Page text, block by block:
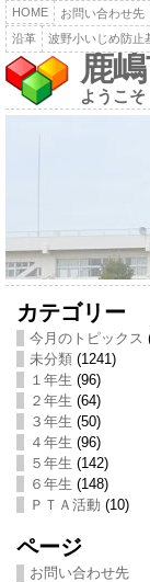
HOME お問い合わせ先
沿革
波野小いじめ防止
鹿
ようこ
カテゴリー
今月のトピックス
未分類(1241)
１年生 (96)
２年生 (64)
３年生 (50)
４年生 (96)
５年生 (142)
６年生 (148)
ＰＴＡ活動 (10)
ページ
お問い合わせ先